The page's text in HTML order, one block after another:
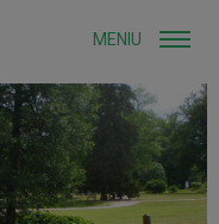
MENIU